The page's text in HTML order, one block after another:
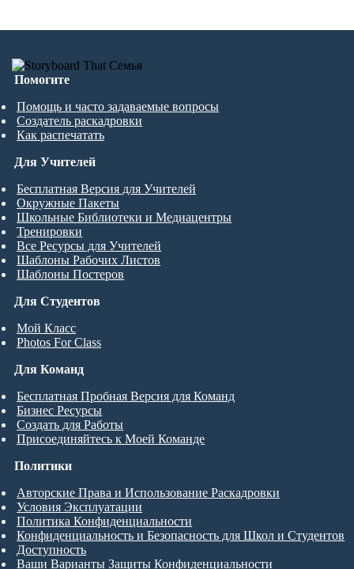
Помогите
Помощь и часто задаваемые вопросы
Создатель раскадровки
Как распечатать
Для Студентов
Мой Класс
Photos For Class
Для Учителей
Бесплатная Версия для Учителей
Окружные Пакеты
Школьные Библиотеки и Медиацентры
Тренировки
Все Ресурсы для Учителей
Шаблоны Рабочих Листов
Шаблоны Постеров
Для Команд
Бесплатная Пробная Версия для Команд
Бизнес Ресурсы
Создать для Работы
Присоединяйтесь к Моей Команде
Политики
Авторские Права и Использование Раскадровки
Условия Эксплуатации
Политика Конфиденциальности
Конфиденциальность и Безопасность для Школ и Студентов
Доступность
Ваши Варианты Защиты Конфиденциальности